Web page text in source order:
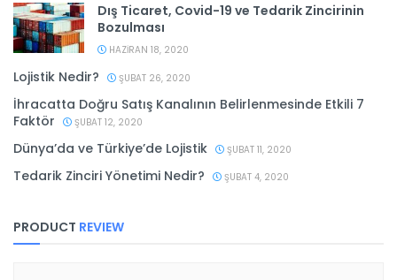
Dış Ticaret, Covid-19 ve Tedarik Zincirinin
Bozulması
HAZIRAN 18, 2020
Lojistik Nedir? ŞUBAT 26, 2020
İhracatta Doğru Satış Kanalının Belirlenmesinde Etkili 7
Faktör
ŞUBAT 12, 2020
Dünya’da ve Türkiye’de Lojistik ŞUBAT 11, 2020
Tedarik Zinciri Yönetimi Nedir? ŞUBAT 4, 2020
PRODUCT REVIEW